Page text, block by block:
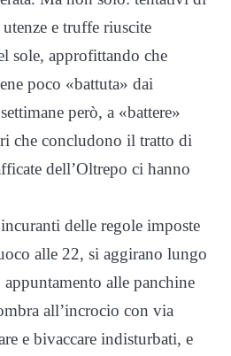
e truffe riuscite
sole, approfittando che
poco «battuta» dai
però, a «battere»
che concludono il tratto di
dell’Oltrepo ci hanno
delle regole imposte
alle 22, si aggirano lungo
alle panchine
all’incrocio con via
e bivaccare indisturbati, e